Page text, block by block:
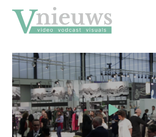
naar
inhoud